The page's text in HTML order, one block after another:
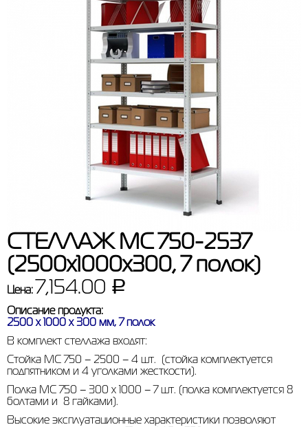
СТЕЛЛАЖ МС 750-2537
(2500х1000х300, 7 полок)
Цена: 7,154.00 Р
Описание продукта:
2500 х 1000 х 300 мм, 7 полок
В комплект стеллажа входят:
Стойка МС 750 – 2500 – 4 шт. (стойка комплектуется
подпятником и 4 уголками жесткости).
Полка МС 750 – 300 х 1000 – 7 шт. (полка комплектуется 8
болтами и 8 гайками).
Высокие эксплуатационные характеристики позволяют